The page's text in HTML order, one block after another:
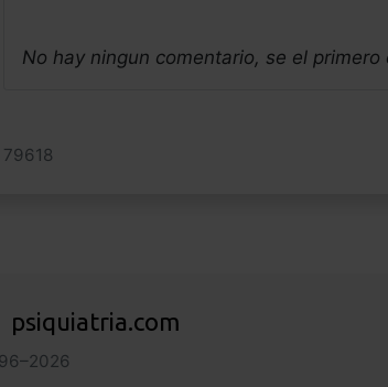
No hay ningun comentario, se el primero
79618
psiquiatria.com